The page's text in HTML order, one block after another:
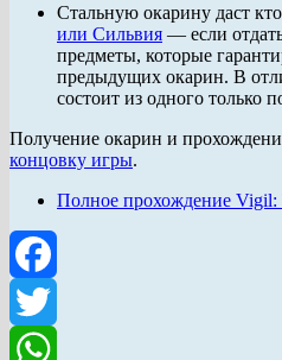
Стальную окарину даст
или Сильвия — если
предметы, которые
предыдущих окарин. В
состоит из одного только
Получение окарин и
концовку игры.
Полное прохождение Vigil:
Facebook
Twitter